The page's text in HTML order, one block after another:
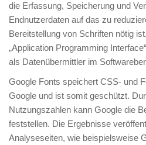
die Erfassung, Speicherung und
Endnutzerdaten auf das zu
Bereitstellung von Schriften nötig
„Application Programming
als Datenübermittler im
Google Fonts speichert CSS- und
Google und ist somit geschützt.
Nutzungszahlen kann Google die
feststellen. Die Ergebnisse
Analyseseiten, wie beispielsweise